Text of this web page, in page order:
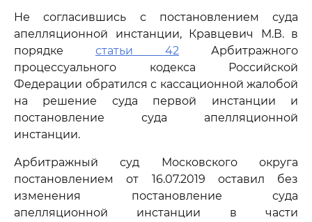
Не согласившись с постановлением суда
апелляционной инстанции, Кравцевич М.В. в
порядке статьи 42 Арбитражного
процессуального кодекса Российской
Федерации обратился с кассационной жалобой
на решение суда первой инстанции и
постановление суда апелляционной
инстанции.
Арбитражный суд Московского округа
постановлением от 16.07.2019 оставил без
изменения постановление суда
апелляционной инстанции в части